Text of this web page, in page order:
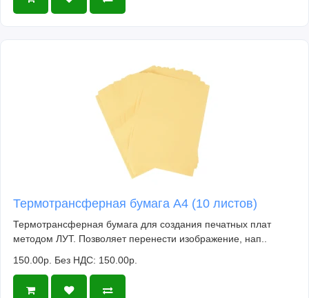
Термотрансферная бумага А4 (10 листов)
Термотрансферная бумага для создания печатных плат
методом ЛУТ. Позволяет перенести изображение, нап..
150.00р. Без НДС: 150.00р.